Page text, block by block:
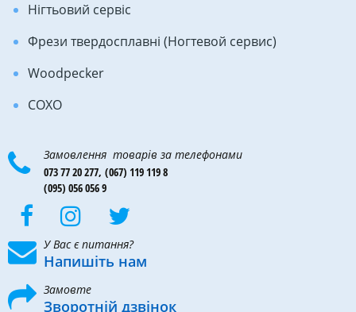
Нігтьовий сервіс
Фрези твердосплавні (Ногтевой сервис)
Woodpecker
COXO
Замовлення товарів за телефонами
073 77 20 277, (067) 119 119 8
(095) 056 056 9
У Вас є питання?
Напишіть нам
Замовте
Зворотній дзвінок